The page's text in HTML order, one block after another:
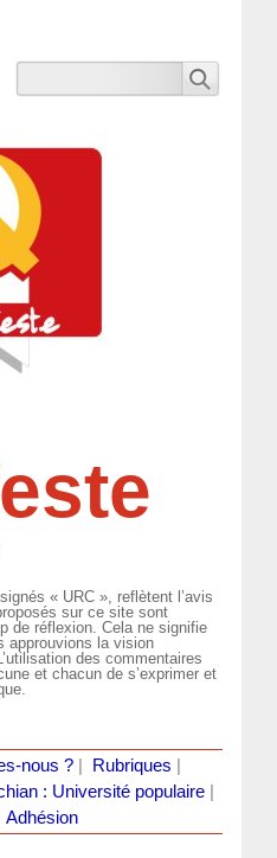
« URC », reflètent l’avis
sur ce site sont
de réflexion. Cela ne signifie
approuvions la vision
des commentaires
et chacun de s’exprimer et
nous ?| Rubriques
: Université populaire
Adhésion